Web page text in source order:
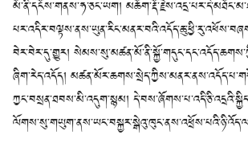
མོ་ནི་དངོས་གནས་ཧ་ཅང་ཡག།
བེར་བེར་དུ་གྱུར།
ཞིག་རེད་འདོད།
ཀྱང་བསྲན་ཐབས་མི་འདུག་སྙམ།